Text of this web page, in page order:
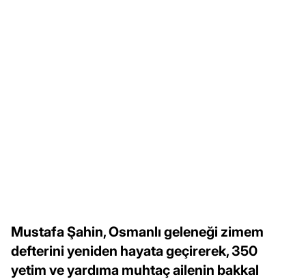
Mustafa Şahin, Osmanlı geleneği zimem
defterini yeniden hayata geçirerek, 350
yetim ve yardıma muhtaç ailenin bakkal